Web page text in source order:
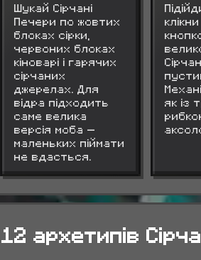
Шукай Сірчані
Печери по жовтих
блоках сірки,
червоних блоках
кіноварі і гарячих
сірчаних
джерелах. Для
відра підходить
саме велика
версія моба —
маленьких піймати
не вдасться.
як із
12 архетипів